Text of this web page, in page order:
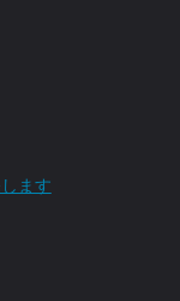
ます